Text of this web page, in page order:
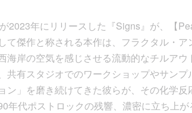
2023年にリリースした『Signs』が、【
て傑作と称される本作は、フラクタル・
海岸の空気を感じさせる流動的なチルア
共有スタジオでのワークショップやサン
ン」を磨き続けてきた彼らが、その化学
年代ポストロックの残響、濃密に立ち上